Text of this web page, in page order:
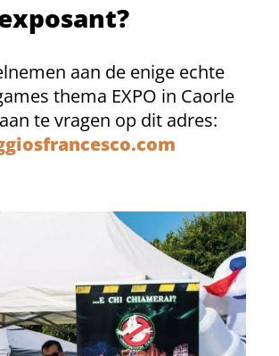
aan de enige echte
thema EXPO in Caorle
te vragen op dit adres: